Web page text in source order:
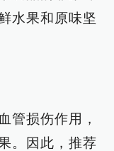
水果和原味坚
管损伤作用，
。因此，推荐